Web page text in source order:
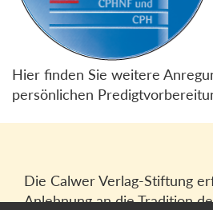
Hier finden Sie weitere
persönlichen
Die Calwer Verlag-Stiftung
Anlehnung an die Tradition